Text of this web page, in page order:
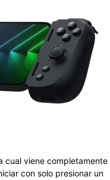
cual viene completamente
con solo presionar un